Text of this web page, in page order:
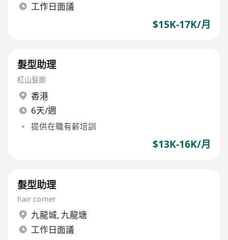
工作日面議
$15K-17K/月
髮型助理
紅山髮廊
香港
6天/週
提供在職有薪培訓
$13K-16K/月
髮型助理
hair corner
九龍城, 九龍塘
工作日面議